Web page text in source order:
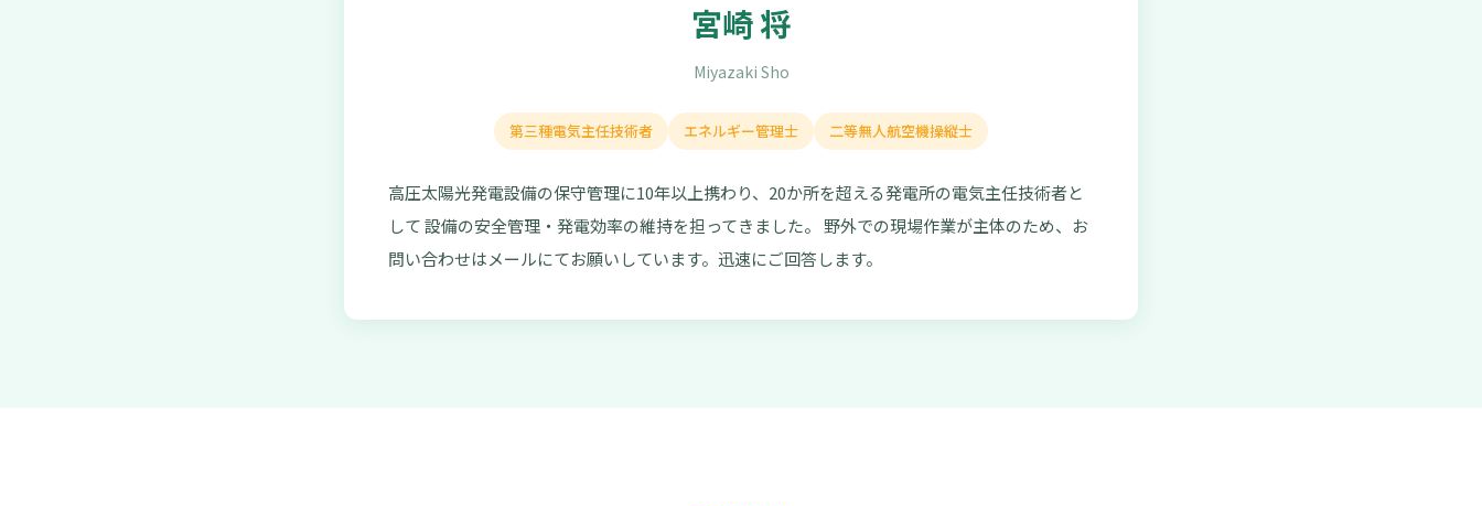
宮崎 将
Miyazaki Sho
第三種電気主任技術者 エネルギー管理士 二等無人航空機操縦士
高圧太陽光発電設備の保守管理に10年以上携わり、20か所を超える発電所の電気主任技術者と
して 設備の安全管理・発電効率の維持を担ってきました。 野外での現場作業が主体のため、お
問い合わせはメールにてお願いしています。迅速にご回答します。